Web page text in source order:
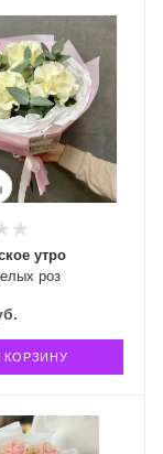
роз
утро
КОРЗИНУ